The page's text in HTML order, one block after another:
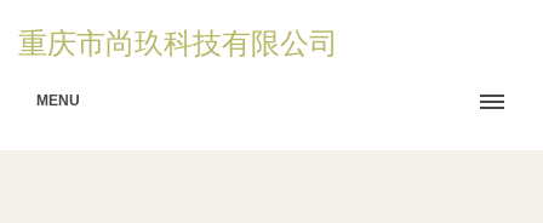
重庆市尚玖科技有限公司
MENU